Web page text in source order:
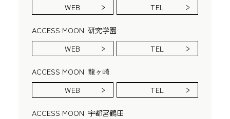
WEB
TEL
ACCESS MOON 研究学園
WEB
TEL
ACCESS MOON 龍ヶ崎
WEB
TEL
ACCESS MOON 宇都宮鶴田